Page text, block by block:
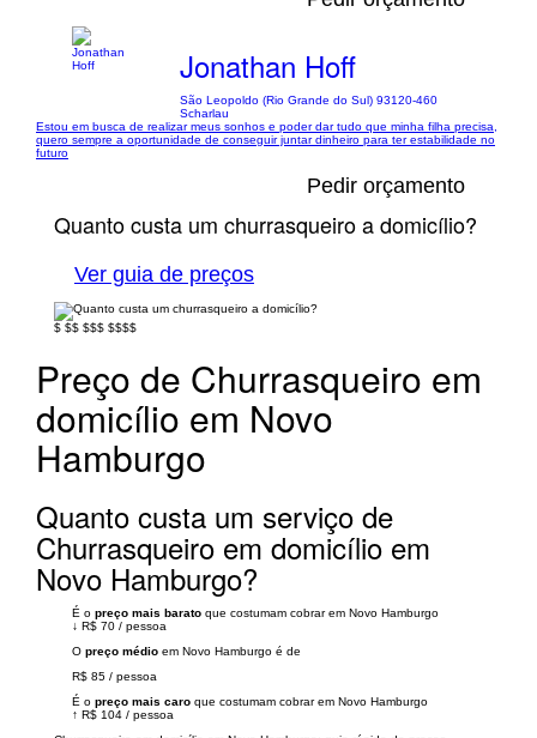
Jonathan Hoff
São Leopoldo (Rio Grande do Sul) 93120-460
Scharlau
Estou em busca de realizar meus sonhos e poder dar tudo que minha filha precisa,
quero sempre a oportunidade de conseguir juntar dinheiro para ter estabilidade no
futuro
Pedir orçamento
Quanto custa um churrasqueiro a domicílio?
Ver guia de preços
$ $$ $$$ $$$$
Preço de Churrasqueiro em
domicílio em Novo
Hamburgo
Quanto custa um serviço de
Churrasqueiro em domicílio em
Novo Hamburgo?
É o preço mais barato que costumam cobrar em Novo Hamburgo
↓ R$ 70 / pessoa
O preço médio em Novo Hamburgo é de
R$ 85 / pessoa
É o preço mais caro que costumam cobrar em Novo Hamburgo
↑ R$ 104 / pessoa